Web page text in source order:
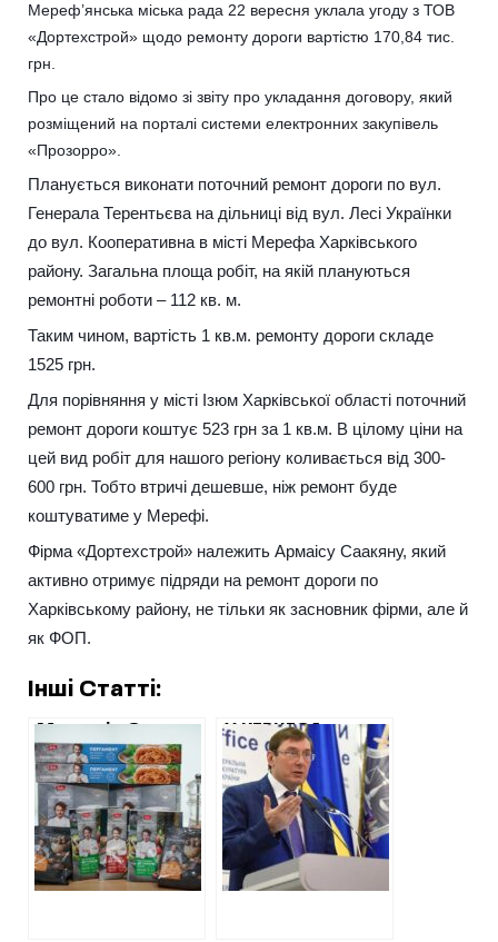
Мереф’янська міська рада 22 вересня уклала угоду з ТОВ
«Дортехстрой» щодо ремонту дороги вартістю 170,84 тис.
грн.
Про це стало відомо зі звіту про укладання договору, який
розміщений на порталі системи електронних закупівель
«Прозорро».
Планується виконати поточний ремонт дороги по вул.
Генерала Терентьєва на дільниці від вул. Лесі Українки
до вул. Кооперативна в місті Мерефа Харківського
району. Загальна площа робіт, на якій плануються
ремонтні роботи – 112 кв. м.
Таким чином, вартість 1 кв.м. ремонту дороги складе
1525 грн.
Для порівняння у місті Ізюм Харківської області поточний
ремонт дороги коштує 523 грн за 1 кв.м. В цілому ціни на
цей вид робіт для нашого регіону коливається від 300-
600 грн. Тобто втричі дешевше, ніж ремонт буде
коштуватиме у Мерефі.
Фірма «Дортехстрой» належить Армаісу Саакяну, який
активно отримує підряди на ремонт дороги по
Харківському району, не тільки як засновник фірми, але й
як ФОП.
Інші Статті:
Меню від Євгена
Клопотенка: хто
на Харківщині
купує дорогі
приправи та
спеції
У КЕРНЕСА
ВІДСТЕГНУЛИ
РІДНІЙ ФІРМИ
РОДИНИ
ГЕНПРОКУРОРА
ЛУЦЕНКА 200
ТИСЯЧ ГРИВЕНЬ